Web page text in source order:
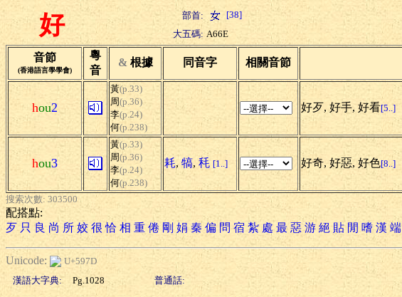
好 部首: [38]
大五碼: A66E
音節
(香港語言學學會)
粵
音
& 根據 同音字 相關音節
hou2
黃(p.33)
周(p.36)
李(p.24)
何(p.238)
好歹, 好手, 好看[5..]
hou3
黃(p.33)
周(p.36)
李(p.24)
何(p.238)
耗, 犒, 秏 [1..] 好奇, 好惡, 好色[8..]
搜索次數: 303500
配搭點:
歹 只 良 尚 所 姣 很 恰 相 重 倦 剛 娟 秦 偏 問 宿 紮 處 最 惡 游 絕 貼 閒 嗜 漢 端
Unicode:
U+597D
漢語大字典:
Pg.1028 普通話: